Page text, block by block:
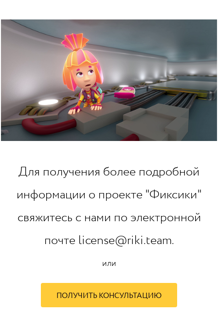
Для получения более подробной
информации о проекте "Фиксики"
свяжитесь с нами по электронной
почте license@riki.team.
или
ПОЛУЧИТЬ КОНСУЛЬТАЦИЮ